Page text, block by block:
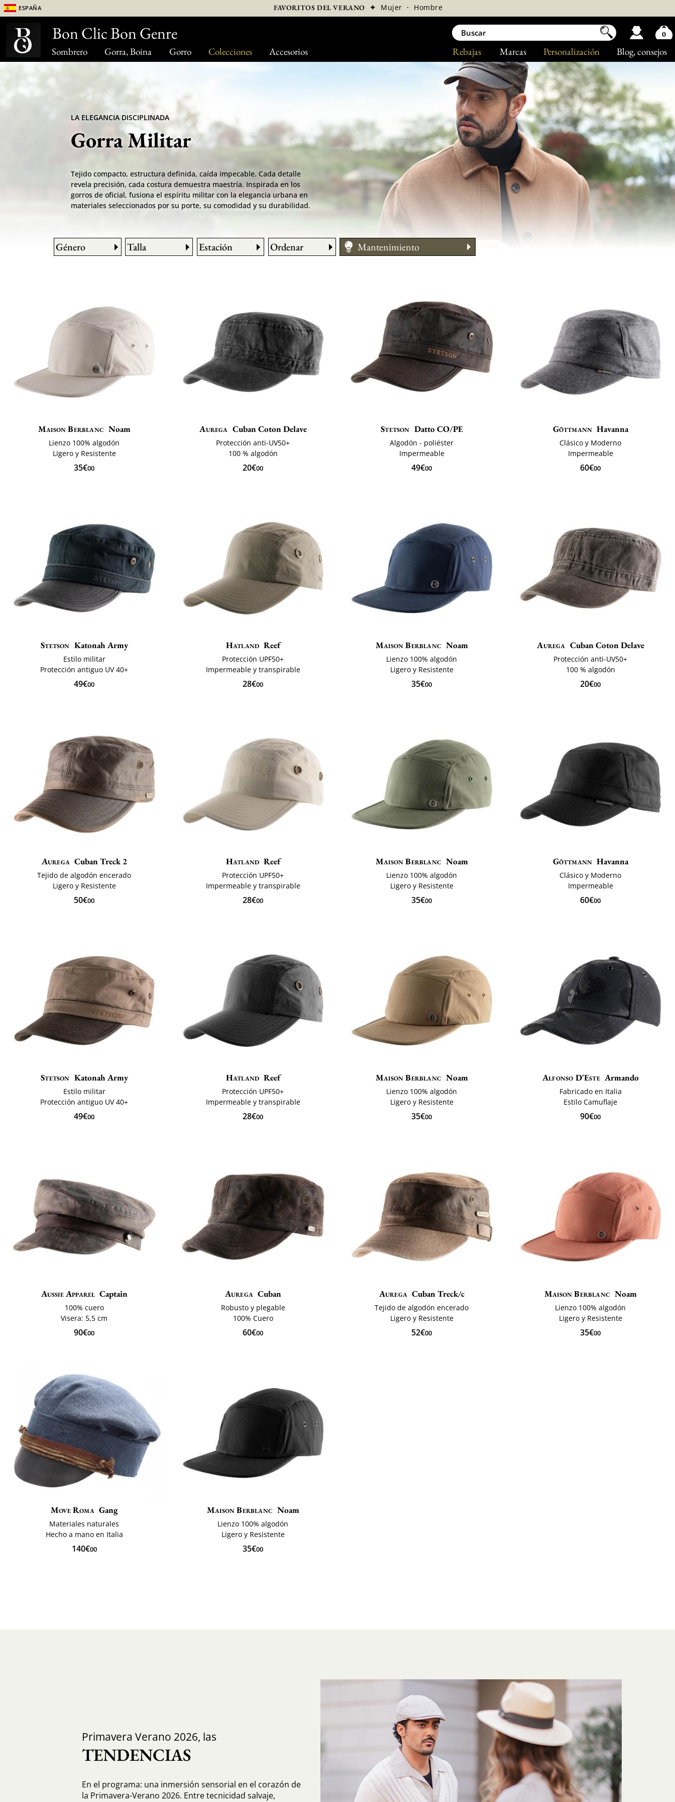
Sombrero Gorra, Boina Gorro Colecciones Accesorios Blog, consejos
Personalización
Marcas
Rebajas
España FAVORITOS DEL VERANO ✦ Mujer · Hombre
LA ELEGANCIA DISCIPLINADA
Gorra Militar
Tejido compacto, estructura definida, caída impecable. Cada detalle
revela precisión, cada costura demuestra maestría. Inspirada en los
gorros de oficial, fusiona el espíritu militar con la elegancia urbana en
materiales seleccionados por su porte, su comodidad y su durabilidad.
Género Talla Estación Ordenar
Mantenimiento
Medir su talla
Maison Berblanc Noam
Lienzo 100% algodón
Ligero y Resistente
35€00
Aurega Cuban Coton Delave
Protección anti-UV50+
100 % algodón
20€00
Stetson Datto CO/PE
Algodón - poliéster
Impermeable
49€00
Göttmann Havanna
Clásico y Moderno
Impermeable
60€00
Stetson Katonah Army
Estilo militar
Protección antiguo UV 40+
49€00
Hatland Reef
Protección UPF50+
Impermeable y transpirable
28€00
Maison Berblanc Noam
Lienzo 100% algodón
Ligero y Resistente
35€00
Aurega Cuban Coton Delave
Protección anti-UV50+
100 % algodón
20€00
Aurega Cuban Treck 2
Tejido de algodón encerado
Ligero y Resistente
50€00
Hatland Reef
Protección UPF50+
Impermeable y transpirable
28€00
Maison Berblanc Noam
Lienzo 100% algodón
Ligero y Resistente
35€00
Göttmann Havanna
Clásico y Moderno
Impermeable
60€00
Stetson Katonah Army
Estilo militar
Protección antiguo UV 40+
49€00
Hatland Reef
Protección UPF50+
Impermeable y transpirable
28€00
Maison Berblanc Noam
Lienzo 100% algodón
Ligero y Resistente
35€00
Alfonso D'Este Armando
Fabricado en Italia
Estilo Camuflaje
90€00
Aussie Apparel Captain
100% cuero
Visera: 5,5 cm
90€00
Aurega Cuban
Robusto y plegable
100% Cuero
60€00
Aurega Cuban Treck/c
Tejido de algodón encerado
Ligero y Resistente
52€00
Maison Berblanc Noam
Lienzo 100% algodón
Ligero y Resistente
35€00
Move Roma Gang
Materiales naturales
Hecho a mano en Italia
140€00
Maison Berblanc Noam
Lienzo 100% algodón
Ligero y Resistente
35€00
Primavera Verano 2026, las
TENDENCIAS
En el programa: una inmersión sensorial en el corazón de
la Primavera-Verano 2026. Entre tecnicidad salvaje,
Bon Clic Bon Genre 0